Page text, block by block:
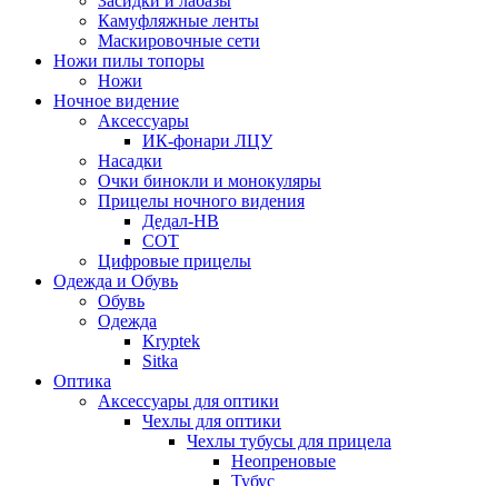
Камуфляжные ленты
Маскировочные сети
Ножи пилы топоры
Ножи
Ночное видение
Аксессуары
ИК-фонари ЛЦУ
Насадки
Очки бинокли и монокуляры
Прицелы ночного видения
Дедал-НВ
СОТ
Цифровые прицелы
Одежда и Обувь
Обувь
Одежда
Kryptek
Sitka
Оптика
Аксессуары для оптики
Чехлы для оптики
Чехлы тубусы для прицела
Неопреновые
Тубус